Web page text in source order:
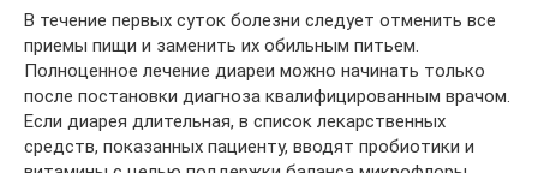
В течение первых суток болезни следует отменить все
приемы пищи и заменить их обильным питьем.
Полноценное лечение диареи можно начинать только
после постановки диагноза квалифицированным врачом.
Если диарея длительная, в список лекарственных
средств, показанных пациенту, вводят пробиотики и